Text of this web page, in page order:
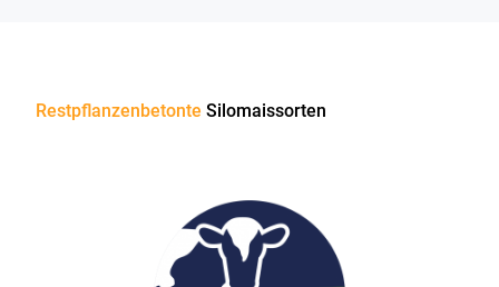
Restpflanzenbetonte Silomaissorten